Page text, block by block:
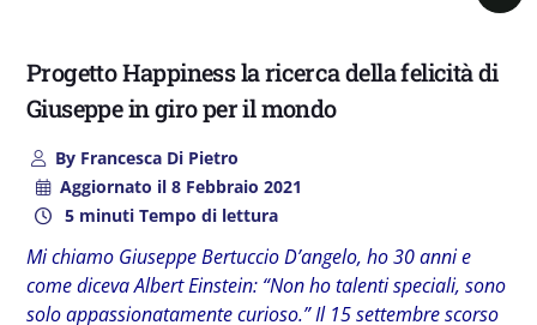
Progetto Happiness la ricerca della felicità di
Giuseppe in giro per il mondo
ByFrancesca Di Pietro
Aggiornato il8 Febbraio 2021
5 minuti Tempo di lettura
Mi chiamo Giuseppe Bertuccio D’angelo, ho 30 anni e
come diceva Albert Einstein: “Non ho talenti speciali, sono
solo appassionatamente curioso.”Il 15 settembre scorso